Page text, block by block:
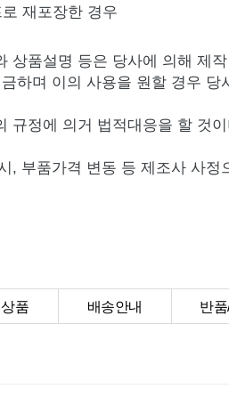
재포장한 경우
상품설명 등은 당사에 의해 제
하며 이의 사용을 원할 경우 당
규정에 의거 법적대응을 할 것
, 부품가격 변동 등 제조사 사정
품 배송안내 반